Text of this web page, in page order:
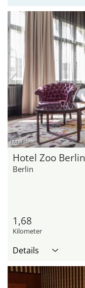
hotel.de
Hotel Zoo Berlin
Berlin
1,68
Kilometer
Details